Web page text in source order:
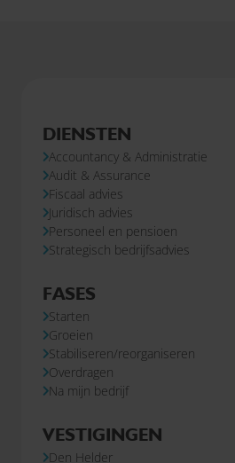
DIENSTEN
Accountancy & Administratie
Audit & Assurance
Fiscaal advies
Juridisch advies
Personeel en pensioen
Strategisch bedrijfsadvies
FASES
Starten
Groeien
Stabiliseren/reorganiseren
Overdragen
Na mijn bedrijf
VESTIGINGEN
Den Helder